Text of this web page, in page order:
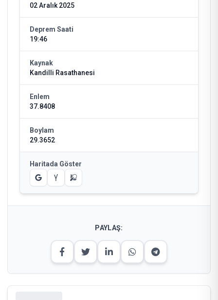
02 Aralık 2025
Deprem Saati
19:46
Kaynak
Kandilli Rasathanesi
Enlem
37.8408
Boylam
29.3652
Haritada Göster
PAYLAŞ: